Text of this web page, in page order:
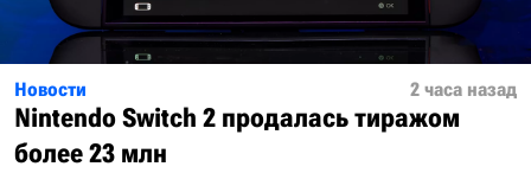
Новости 2 часа назад
Nintendo Switch 2 продалась тиражом
более 23 млн